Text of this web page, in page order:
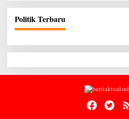
Politik Terbaru